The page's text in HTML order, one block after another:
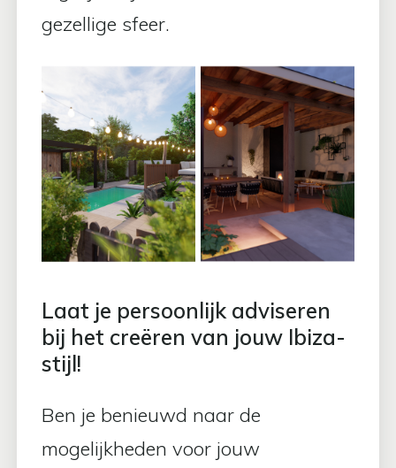
gezellige sfeer.
Laat je persoonlijk adviseren
bij het creëren van jouw Ibiza-
stijl!
Ben je benieuwd naar de
mogelijkheden voor jouw